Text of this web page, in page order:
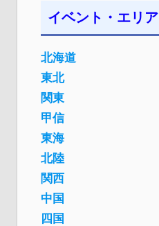
イベント・エリア
北海道
東北
関東
甲信
東海
北陸
関西
中国
四国